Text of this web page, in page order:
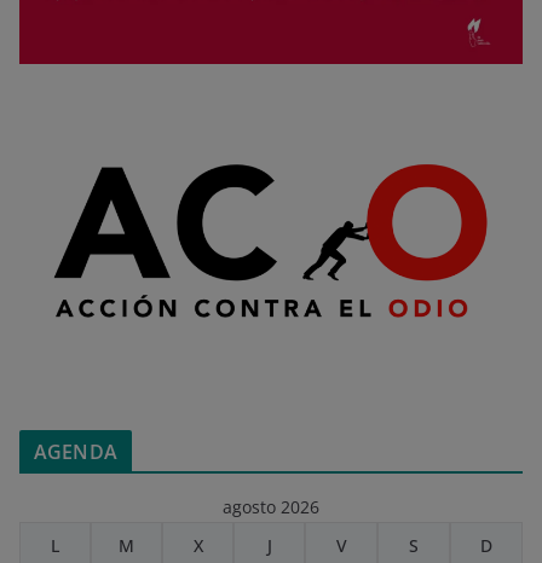
AGENDA
agosto 2026
L
M X J V S D